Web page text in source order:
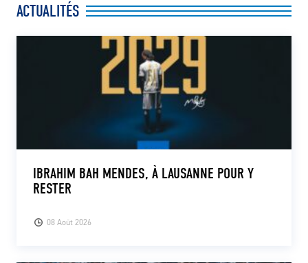
ACTUALITÉS
08 Août 2026
IBRAHIM BAH MENDES, À LAUSANNE POUR Y
RESTER